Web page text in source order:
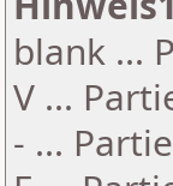
blank ...
V ...
- ...